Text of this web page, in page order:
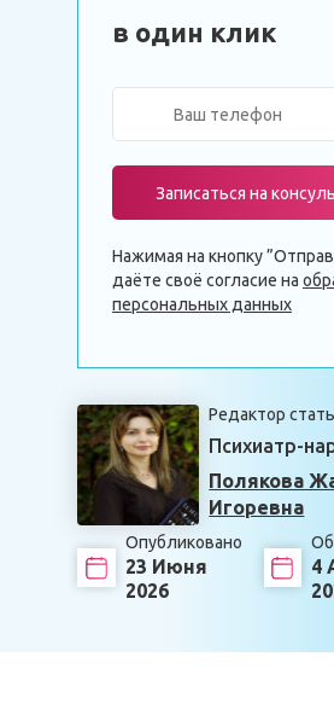
в один клик
Записаться на
Нажимая на кнопку
даёте своё согласие на
персональных данных
Редактор
Психиатр-
Полякова
Игоревна
Опубликовано
23 Июня
2026
4